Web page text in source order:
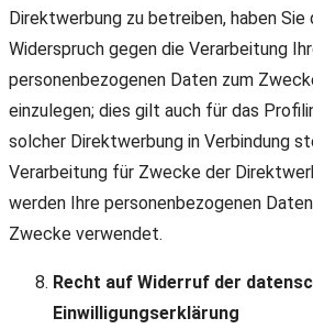
Direktwerbung zu betreiben, haben
Widerspruch gegen die Verarbeitung
personenbezogenen Daten zum
einzulegen; dies gilt auch für das
solcher Direktwerbung in Verbindung
Verarbeitung für Zwecke der
werden Ihre personenbezogenen
Zwecke verwendet.
Recht auf Widerruf der
Einwilligungserklärung